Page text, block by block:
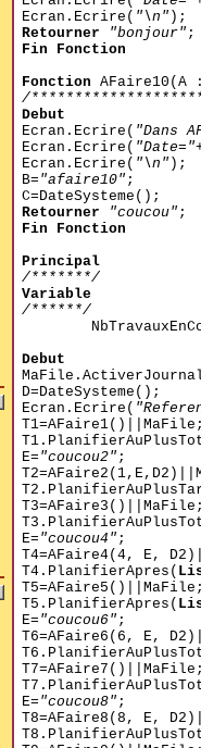
Ecran.Ecrire( "\n" );
Retourner
"bonjour" ;
Fin Fonction
Fonction
/
Debut
Ecran.Ecrire( "Dans
Ecran.Ecrire( "Date="
Ecran.Ecrire( "\n" );
B= "afaire10" ;
C=DateSysteme();
Retourner
"coucou" ;
Fin Fonction
Principal
/*******/
Variable
/******/
Debut
D=DateSysteme();
Ecran.Ecrire(
E= "coucou2" ;
E= "coucou4" ;
T4=AFaire4(4, E,
T4.PlanifierApres(
T5.PlanifierApres(
E= "coucou6" ;
T6=AFaire6(6, E,
E= "coucou8" ;
T8=AFaire8(8, E,